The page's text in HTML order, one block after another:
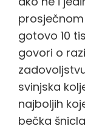
gotovo 10
govori o
svinjska
najboljih
bečka